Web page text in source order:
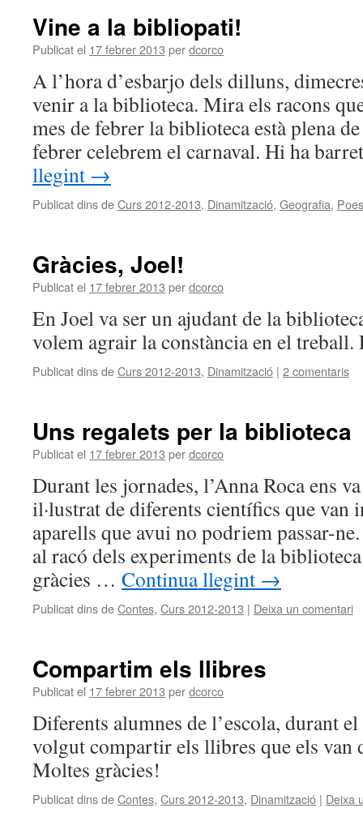
Vine a la bibliopati!
Publicat el 17 febrer 2013 perdcorco
A l’hora d’esbarjo dels dilluns,
venir a la biblioteca. Mira els racons
mes de febrer la biblioteca està plena
febrer celebrem el carnaval. Hi ha
llegint →
Publicat dins deCurs 2012-2013, Dinamització, Geografia,
Gràcies, Joel!
Publicat el 17 febrer 2013 perdcorco
En Joel va ser un ajudant de la
volem agrair la constància en el treball.
Publicat dins deCurs 2012-2013, Dinamització | 2 comentaris
Uns regalets per la biblioteca
Publicat el 17 febrer 2013 perdcorco
Durant les jornades, l’Anna Roca ens
il·lustrat de diferents científics que van
aparells que avui no podriem passar-
al racó dels experiments de la
gràcies … Continua llegint →
Publicat dins deContes, Curs 2012-2013 | Deixa un comentari
Compartim els llibres
Publicat el 17 febrer 2013 perdcorco
Diferents alumnes de l’escola, durant el
volgut compartir els llibres que els van
Moltes gràcies!
Publicat dins deContes, Curs 2012-2013, Dinamització | Deixa